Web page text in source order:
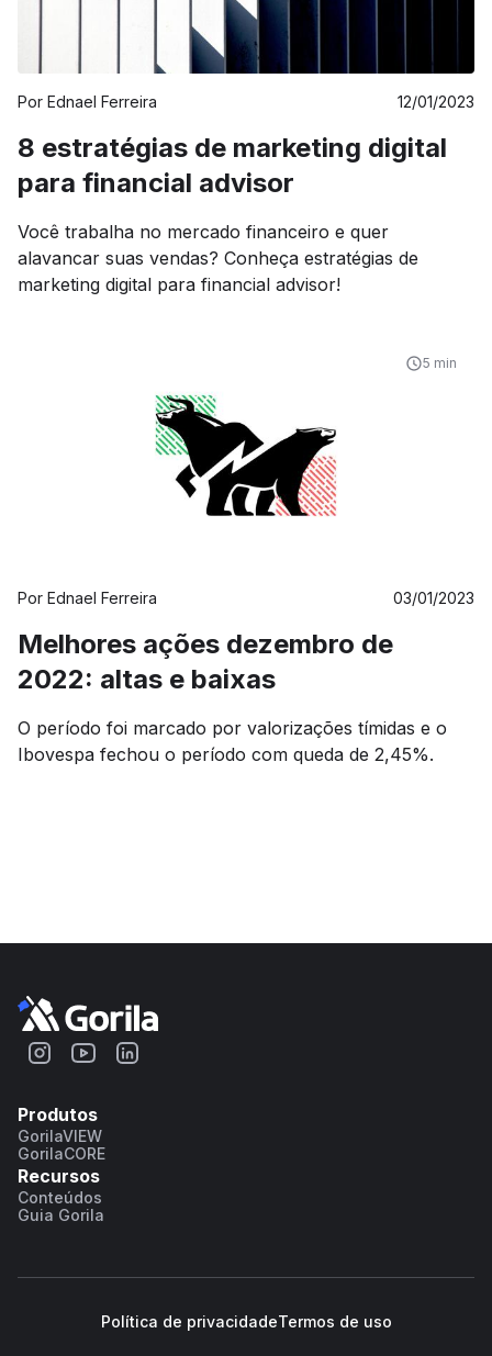
Por Ednael Ferreira 12/01/2023
8 estratégias de marketing digital
para financial advisor
Você trabalha no mercado financeiro e quer
alavancar suas vendas? Conheça estratégias de
marketing digital para financial advisor!
5 min
Por Ednael Ferreira 03/01/2023
Melhores ações dezembro de
2022: altas e baixas
O período foi marcado por valorizações tímidas e o
Ibovespa fechou o período com queda de 2,45%.
Produtos
GorilaVIEW
GorilaCORE
Recursos
Conteúdos
Guia Gorila
Política de privacidadeTermos de uso